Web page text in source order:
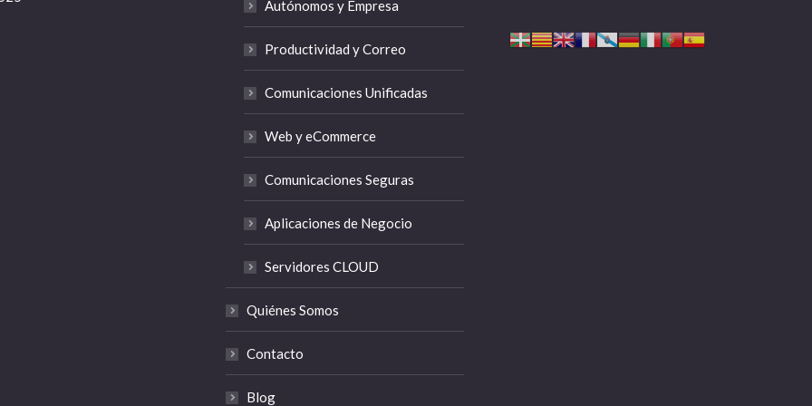
Autónomos y Empresa
Productividad y Correo
Comunicaciones Unificadas
Web y eCommerce
Comunicaciones Seguras
Aplicaciones de Negocio
Servidores CLOUD
Quiénes Somos
Contacto
Blog